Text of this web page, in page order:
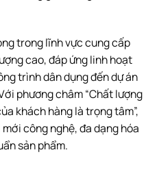
trong lĩnh vực cung cấp
cao, đáp ứng linh hoạt
trình dân dụng đến dự án
phương châm “Chất lượng
khách hàng là trọng tâm”,
công nghệ, đa dạng hóa
sản phẩm.